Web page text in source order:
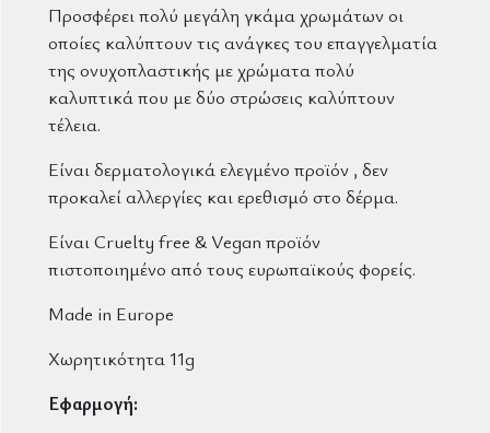
Προσφέρει πολύ μεγάλη γκάμα χρωμάτων οι
οποίες καλύπτουν τις ανάγκες του επαγγελματία
της ονυχοπλαστικής με χρώματα πολύ
καλυπτικά που με δύο στρώσεις καλύπτουν
τέλεια.
Είναι δερματολογικά ελεγμένο προϊόν , δεν
προκαλεί αλλεργίες και ερεθισμό στο δέρμα.
Είναι Cruelty free & Vegan προϊόν
πιστοποιημένο από τους ευρωπαϊκούς φορείς.
Made in Europe
Χωρητικότητα 11g
Εφαρμογή: